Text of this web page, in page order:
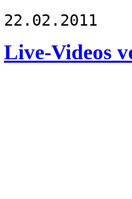
22.02.2011
Live-Videos